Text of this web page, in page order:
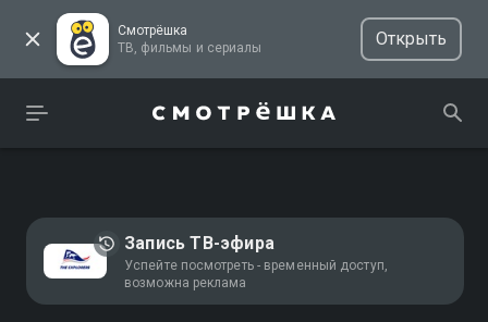
Смотрёшка
ТВ, фильмы и сериалы
Открыть
Запись ТВ-эфира
Успейте посмотреть - временный доступ,
возможна реклама